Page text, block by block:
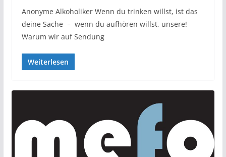
Anonyme Alkoholiker Wenn du trinken willst, ist das
deine Sache – wenn du aufhören willst, unsere!
Warum wir auf Sendung
Weiterlesen